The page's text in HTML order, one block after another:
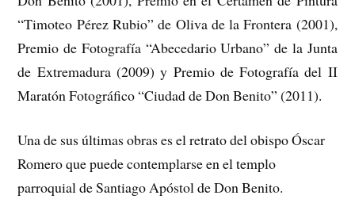
“Timoteo Pérez Rubio” de Oliva de la Frontera (2001),
Premio de Fotografía “Abecedario Urbano” de la Junta
de Extremadura (2009) y Premio de Fotografía del II
Maratón Fotográfico “Ciudad de Don Benito” (2011).
Una de sus últimas obras es el retrato del obispo Óscar
Romero que puede contemplarse en el templo
parroquial de Santiago Apóstol de Don Benito.